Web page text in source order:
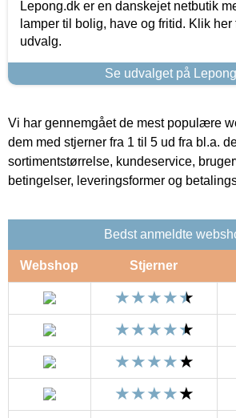
Lepong.dk er en danskejet netbutik
lamper til bolig, have og fritid. Klik her
udvalg.
Se udvalget på
Vi har gennemgået de mest populære
dem med stjerner fra 1 til 5 ud fra bl.a.
sortimentstørrelse, kundeservice,
betingelser, leveringsformer og
Bedst anmeldte
Webshop Stjerner